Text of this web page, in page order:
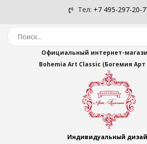
Тел: +7 495-297-20-
Официальный интернет-
Bohemia Art Classic (Богемия Арт
Индивидуальный